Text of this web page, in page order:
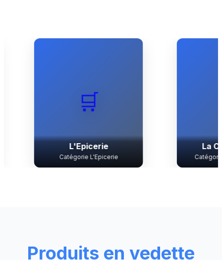
Catégorie L'Epicerie
La Cave à Vins
Catégorie La Cave à
Produits en vedette